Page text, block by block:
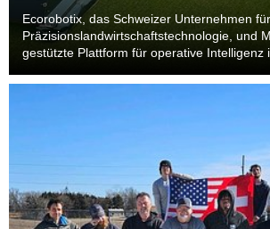
Ecorobotix, das Schweizer Unternehmen für
Präzisionslandwirtschaftstechnologie, und
gestützte Plattform für operative Intelligenz
der Ecorobotix-Gruppe wird. Dieser